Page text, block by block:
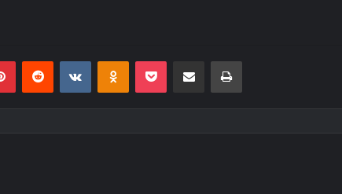
PinterestReddit VKontakteOdnoklassniki
Pocket E-Posta ile paylaş Yazdır